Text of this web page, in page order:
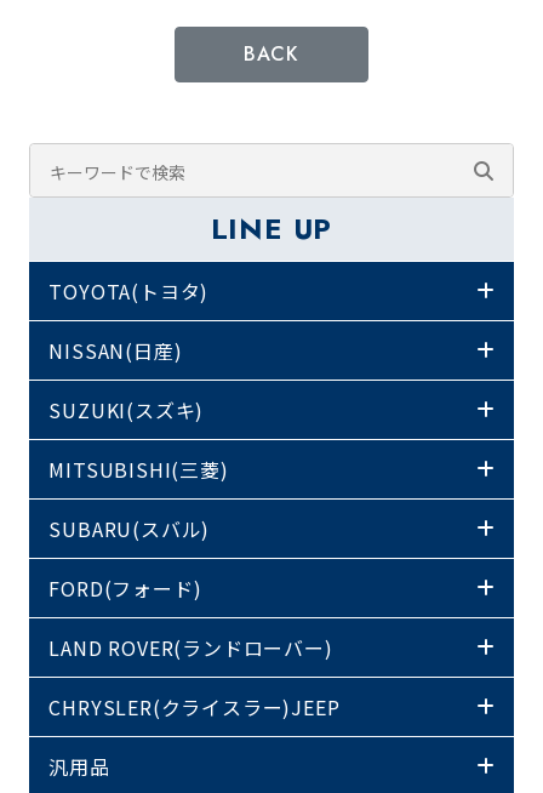
BACK
LINE UP
TOYOTA(トヨタ)
NISSAN(日産)
SUZUKI(スズキ)
MITSUBISHI(三菱)
SUBARU(スバル)
FORD(フォード)
LAND ROVER(ランドローバー)
CHRYSLER(クライスラー)JEEP
汎用品